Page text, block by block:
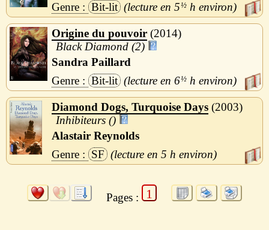
Bit-lit
5½ h
Origine du pouvoir 2014
Black Diamond (2)
Sandra Paillard
Bit-lit
6½ h
Diamond Dogs, Turquoise Days 2003
Inhibiteurs ()
Alastair Reynolds
SF
5 h
Pages : 1